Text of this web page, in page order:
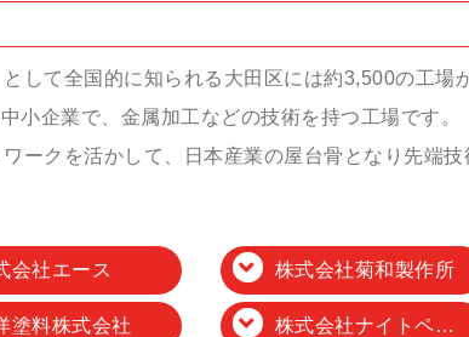
して全国的に知られる大田区には約3,500の工場
小企業で、金属加工などの技術を持つ工場です。
ークを活かして、日本産業の屋台骨となり先端技
会社エース 株式会社菊和製作所
塗料株式会社 株式会社ナイトペイジャー